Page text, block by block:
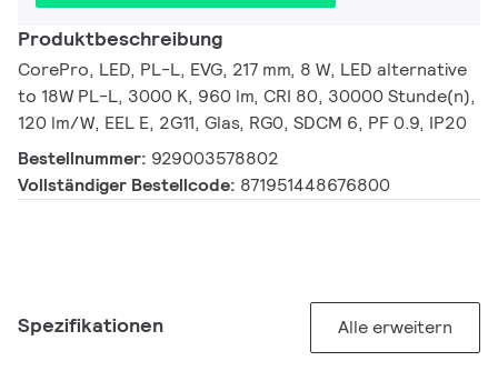
Produktbeschreibung
CorePro, LED, PL-L, EVG, 217 mm, 8 W, LED alternative
to 18W PL-L, 3000 K, 960 lm, CRI 80, 30000 Stunde(n),
120 lm/W, EEL E, 2G11, Glas, RG0, SDCM 6, PF 0.9, IP20
Bestellnummer: 929003578802
Vollständiger Bestellcode: 871951448676800
Spezifikationen Alle erweitern